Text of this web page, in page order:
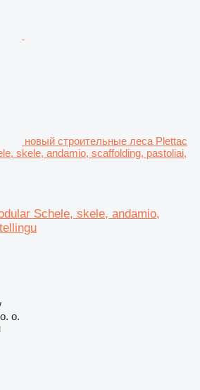
новый строительные леса Plettac
skele, andamio, scaffolding, pastoliai,
Schele, skele, andamio,
o.